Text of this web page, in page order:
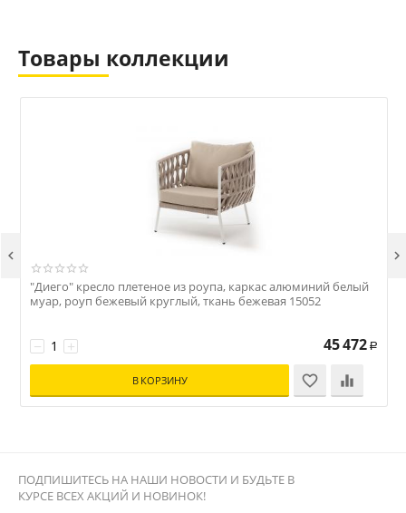
Товары коллекции
"Диего" кресло плетеное из роупа, каркас алюминий белый
муар, роуп бежевый круглый, ткань бежевая 15052
+
− 45 472 Р
В КОРЗИНУ
 
ПОДПИШИТЕСЬ НА НАШИ НОВОСТИ И БУДЬТЕ В
КУРСЕ ВСЕХ АКЦИЙ И НОВИНОК!